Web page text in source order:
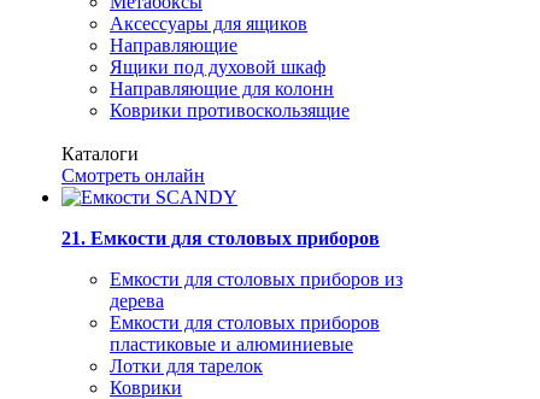
Аксессуары для ящиков
Направляющие
Ящики под духовой шкаф
Направляющие для колонн
Коврики противоскользящие
Каталоги
Смотреть онлайн
21. Емкости для столовых приборов
Емкости для столовых приборов из
дерева
Емкости для столовых приборов
пластиковые и алюминиевые
Лотки для тарелок
Коврики